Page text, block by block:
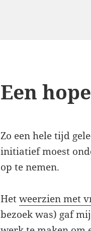
Een
Zo een hele tijd
initiatief moest
op te nemen.
Hetweerzien met
bezoek was) gaf